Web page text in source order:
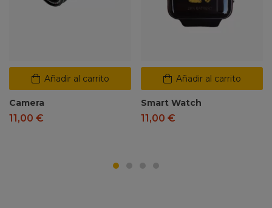
Añadir al carrito
Camera
11,00 €
Añadir al carrito
Smart Watch
11,00 €